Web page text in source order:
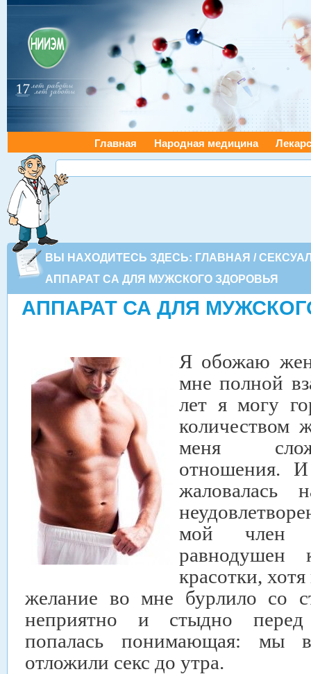
Главная Народная медицина
ВЫ НАХОДИТЕСЬ ЗДЕСЬ: ГЛАВНАЯ /
АППАРАТ СА ДЛЯ МУЖСКОГО ЗДОРОВЬЯ
АППАРАТ СА ДЛЯ
Я обожаю
мне полной
лет я могу
количеством
меня
отношения.И
жаловалась
мой член
равнодушен
красотки,
желание во мне бурлило со
неприятно и стыдно
попалась понимающая: мы
отложили секс до утра.